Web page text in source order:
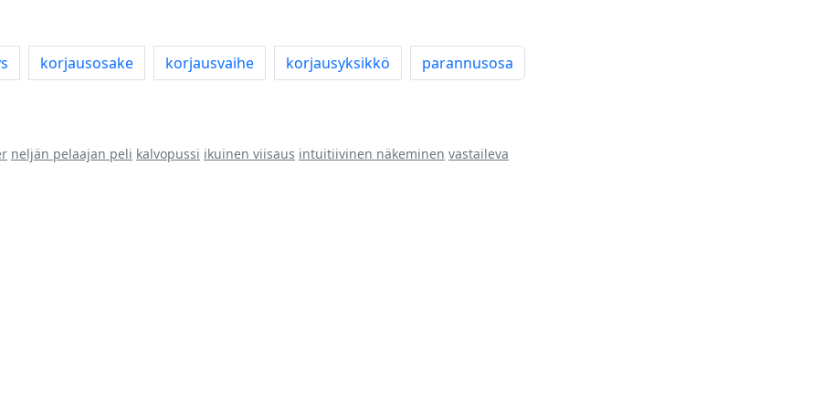
korjausosake korjausvaihe korjausyksikkö parannusosa
neljän pelaajan peli kalvopussi ikuinen viisaus intuitiivinen näkeminen vastaileva